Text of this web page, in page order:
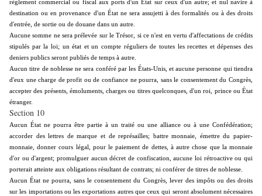
règlement commercial ou fiscal aux ports d'un État sur ceux d'un autre; et nul navire à
destination ou en provenance d'un État ne sera assujetti à des formalités ou à des droits
d'entrée, de sortie ou de douane dans un autre.
Aucune somme ne sera prélevée sur le Trésor, si ce n'est en vertu d'affectations de crédits
stipulés par la loi; un état et un compte réguliers de toutes les recettes et dépenses des
deniers publics seront publiés de temps à autre.
Aucun titre de noblesse ne sera conféré par les États-Unis, et aucune personne qui tiendra
d'eux une charge de profit ou de confiance ne pourra, sans le consentement du Congrès,
accepter des présents, émoluments, charges ou titres quelconques, d'un roi, prince ou État
étranger.
Section 10
Aucun État ne pourra être partie à un traité ou une alliance ou à une Confédération;
accorder des lettres de marque et de représailles; battre monnaie, émettre du papier-
monnaie, donner cours légal, pour le paiement de dettes, à autre chose que la monnaie
d'or ou d'argent; promulguer aucun décret de confiscation, aucune loi rétroactive ou qui
porterait atteinte aux obligations résultant de contrats; ni conférer de titres de noblesse.
Aucun État ne pourra, sans le consentement du Congrès, lever des impôts ou des droits
sur les importations ou les exportations autres que ceux qui seront absolument nécessaires